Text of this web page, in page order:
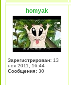
homyak
Зарегистрирован: 13
ноя 2011, 16:44
Сообщения: 30